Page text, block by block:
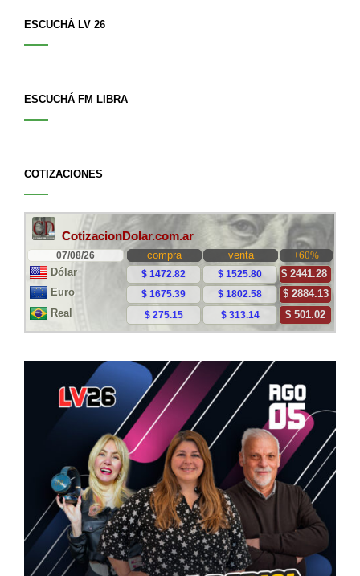
ESCUCHÁ LV 26
ESCUCHÁ FM LIBRA
COTIZACIONES